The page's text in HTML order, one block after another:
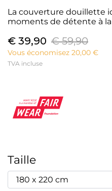
La couverture douillette
moments de détente à
€ 39,90 € 59,90
Vous économisez 20,00 €
TVA incluse
Taille